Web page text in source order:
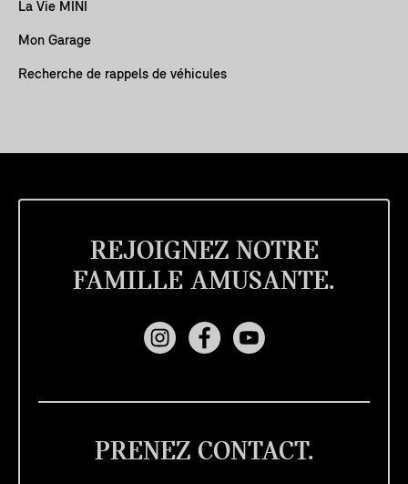
La Vie MINI
Mon Garage
Recherche de rappels de véhicules
REJOIGNEZ NOTRE
FAMILLE AMUSANTE.
PRENEZ CONTACT.